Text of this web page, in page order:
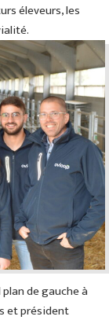
éleveurs, les
de gauche à
et président